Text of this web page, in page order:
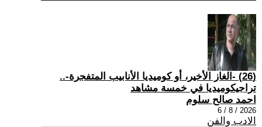
(26) -الغاز الأخير، أو كوميديا الأنابيب المتفجرة-..
تراجيكوميديا في خمسة مشاهد
احمد صالح سلوم
2026 / 8 / 6
الادب والفن